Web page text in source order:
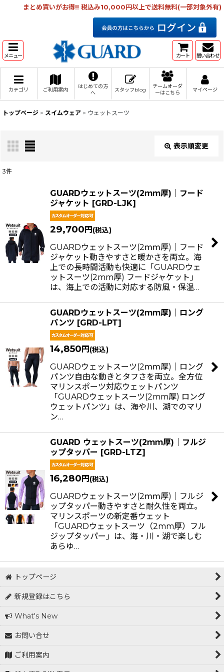
まとめ買いがお得!! 税込み10,000円以上で送料無料(一部対象外有)
メニュー カート 問い合わせ
カテゴリ ご利用案内
はじめての方
へ
スタッフblog
チームオーダ
ーはこちら
マイページ
トップページ > スイムウェア > ウェットスーツ
表示順変更
在庫あり
並び順:
絞り込む
3件
GUARDウェットスーツ(2ｍｍ厚)｜フード
ジャケット [GRD-LJK]
29,700 円 (税込)
GUARDウェットスーツ(2ｍｍ厚)｜フード
ジャケット動きやすさと暖かさを両立。海
上での長時間活動も快適に「GUARDウェ
ットスーツ(2mm厚) フードジャケット」
は、海上での活動に対応する防風・保温…
GUARDウェットスーツ(2ｍｍ厚)｜ロング
パンツ [GRD-LPT]
14,850 円 (税込)
GUARDウェットスーツ(2ｍｍ厚)｜ロング
パンツ自由な動きとタフさを両立。全方位
マリンスポーツ対応ウェットパンツ
「GUARDウェットスーツ(2mm厚) ロング
ウェットパンツ」は、海や川、湖でのマリ
ン…
GUARD ウェットスーツ(2ｍｍ厚)｜フルジ
ップタッパー [GRD-LTZ]
16,280 円 (税込)
GUARDウェットスーツ(2ｍｍ厚)｜フルジ
ップタッパー動きやすさと耐久性を両立。
マリンスポーツの新定番ウェット
「GUARDウェットスーツ（2mm厚）フル
ジップタッパー」は、海・川・湖で楽しむ
あらゆ…
トップページ
新規登録はこちら
What's New
お問い合せ
ご利用案内